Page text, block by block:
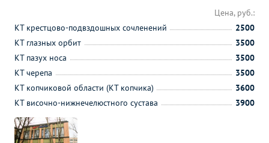
Цена, руб.:
КТ крестцово-подвздошных сочленений
2500
КТ глазных орбит
3500
КТ пазух носа
3500
КТ черепа
3500
КТ копчиковой области (КТ копчика)
3600
КТ височно-нижнечелюстного сустава
3900